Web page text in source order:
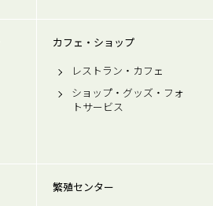
カフェ・ショップ
レストラン・カフェ
ショップ・グッズ・フォ
トサービス
繁殖センター